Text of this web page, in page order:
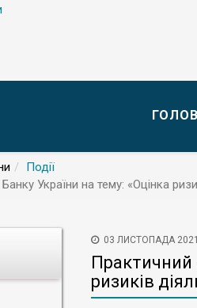
Події
України на тему: «Оцінка
03 ЛИСТОПАДА 2021
Практичний
ризиків